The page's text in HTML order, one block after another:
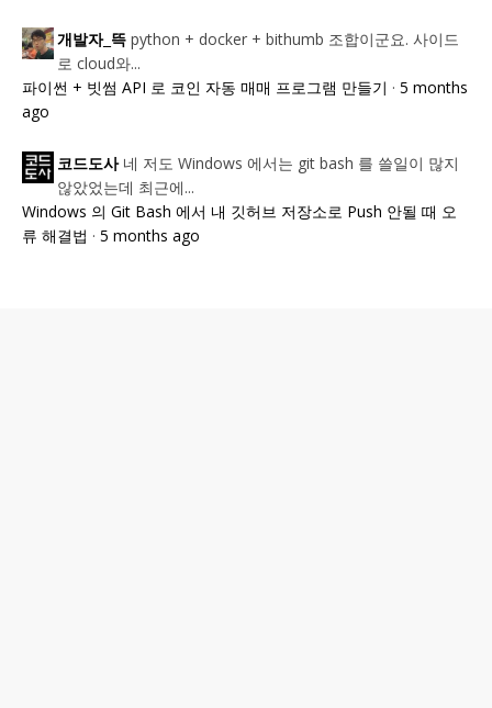
개발자_뜩 python + docker + bithumb 조합이군요. 사이드
로 cloud와...
파이썬 + 빗썸 API 로 코인 자동 매매 프로그램 만들기 · 5 months
ago
코드도사 네 저도 Windows 에서는 git bash 를 쓸일이 많지
않았었는데 최근에...
Windows 의 Git Bash 에서 내 깃허브 저장소로 Push 안될 때 오
류 해결법 · 5 months ago